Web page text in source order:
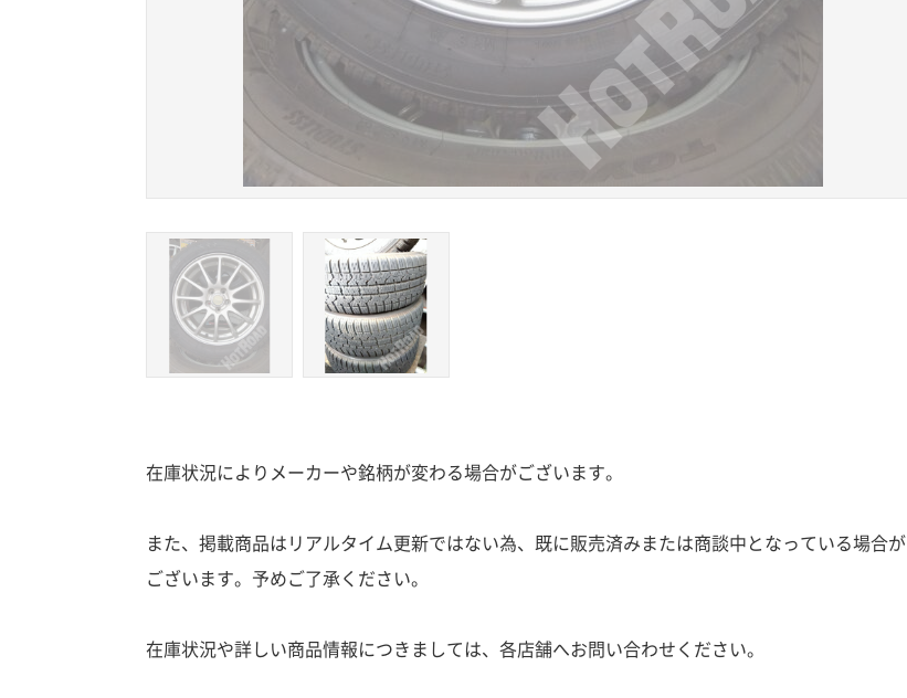
在庫状況によりメーカーや銘柄が変わる場合がございます。
また、掲載商品はリアルタイム更新ではない為、既に販売済みまたは商談中となっている場合が
ございます。予めご了承ください。
在庫状況や詳しい商品情報につきましては、各店舗へお問い合わせください。